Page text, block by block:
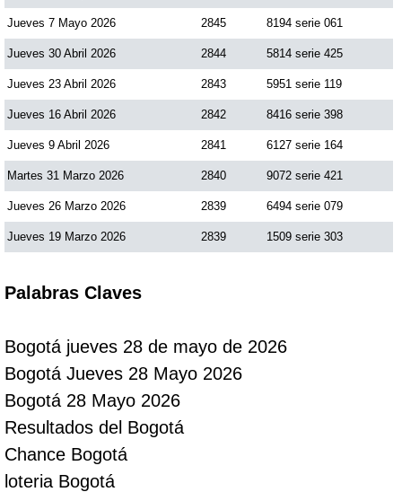
Jueves 7 Mayo 2026 2845 8194 serie 061
Jueves 30 Abril 2026 2844 5814 serie 425
Jueves 23 Abril 2026 2843 5951 serie 119
Jueves 16 Abril 2026 2842 8416 serie 398
Jueves 9 Abril 2026 2841 6127 serie 164
Martes 31 Marzo 2026 2840 9072 serie 421
Jueves 26 Marzo 2026 2839 6494 serie 079
Jueves 19 Marzo 2026 2839 1509 serie 303
Palabras Claves
Bogotá jueves 28 de mayo de 2026
Bogotá Jueves 28 Mayo 2026
Bogotá 28 Mayo 2026
Resultados del Bogotá
Chance Bogotá
loteria Bogotá